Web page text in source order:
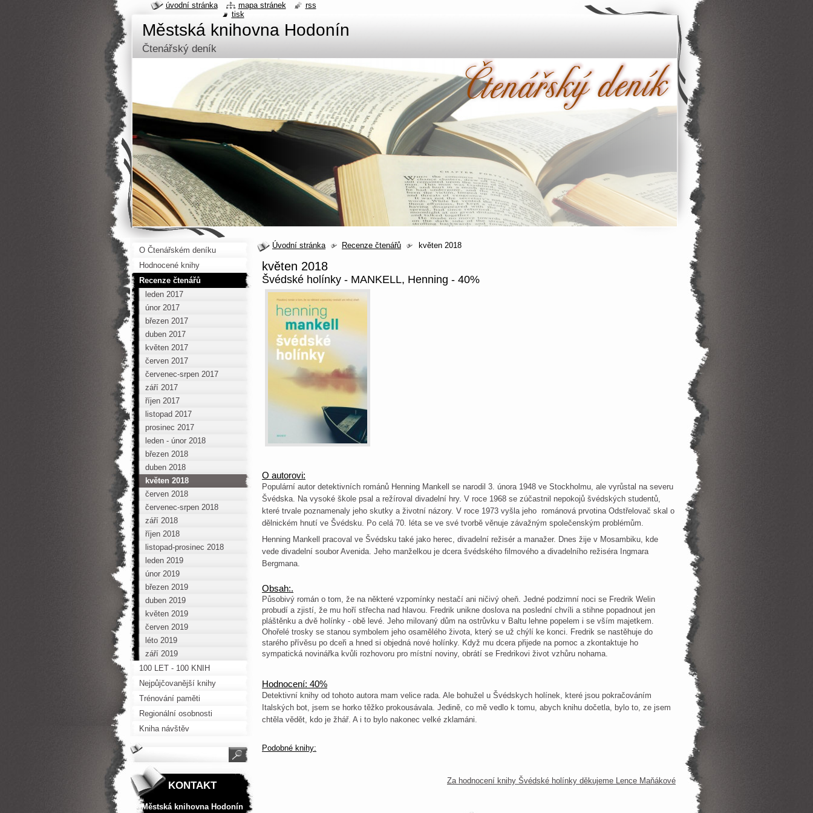
Městská knihovna Hodonín
Čtenářský deník
Úvodní stránka Recenze čtenářů květen 2018
květen 2018
Švédské holínky - MANKELL, Henning - 40%
O autorovi:
Populární autor detektivních románů Henning Mankell se narodil 3. února 1948 ve Stockholmu, ale vyrůstal na severu
Švédska. Na vysoké škole psal a režíroval divadelní hry. V roce 1968 se zúčastnil nepokojů švédských studentů,
které trvale poznamenaly jeho skutky a životní názory. V roce 1973 vyšla jeho románová prvotina Odstřelovač skal o
dělnickém hnutí ve Švédsku. Po celá 70. léta se ve své tvorbě věnuje závažným společenským problémům.
Henning Mankell pracoval ve Švédsku také jako herec, divadelní režisér a manažer. Dnes žije v Mosambiku, kde
vede divadelní soubor Avenida. Jeho manželkou je dcera švédského filmového a divadelního režiséra Ingmara
Bergmana.
Obsah:.
Působivý román o tom, že na některé vzpomínky nestačí ani ničivý oheň. Jedné podzimní noci se Fredrik Welin
probudí a zjistí, že mu hoří střecha nad hlavou. Fredrik unikne doslova na poslední chvíli a stihne popadnout jen
pláštěnku a dvě holínky - obě levé. Jeho milovaný dům na ostrůvku v Baltu lehne popelem i se vším majetkem.
Ohořelé trosky se stanou symbolem jeho osamělého života, který se už chýlí ke konci. Fredrik se nastěhuje do
starého přívěsu po dceři a hned si objedná nové holínky. Když mu dcera přijede na pomoc a zkontaktuje ho
sympatická novinářka kvůli rozhovoru pro místní noviny, obrátí se Fredrikovi život vzhůru nohama.
Hodnocení: 40%
Detektivní knihy od tohoto autora mam velice rada. Ale bohužel u Švédskych holínek, které jsou pokračováním
Italských bot, jsem se horko těžko prokousávala. Jedině, co mě vedlo k tomu, abych knihu dočetla, bylo to, ze jsem
chtěla vědět, kdo je žhář. A i to bylo nakonec velké zklamáni.
Podobné knihy:
Za hodnocení knihy Švédské holínky děkujeme Lence Maňákové
O Čtenářském deníku
Hodnocené knihy
Recenze čtenářů
leden 2017
únor 2017
březen 2017
duben 2017
květen 2017
červen 2017
červenec-srpen 2017
září 2017
říjen 2017
listopad 2017
prosinec 2017
leden - únor 2018
březen 2018
duben 2018
květen 2018
červen 2018
červenec-srpen 2018
září 2018
říjen 2018
listopad-prosinec 2018
leden 2019
únor 2019
březen 2019
duben 2019
květen 2019
červen 2019
léto 2019
září 2019
100 LET - 100 KNIH
Nejpůjčovanější knihy
Trénování paměti
Regionální osobnosti
Kniha návštěv
KONTAKT
Městská knihovna Hodonín
úvodní stránka mapa stránek
rss
tisk